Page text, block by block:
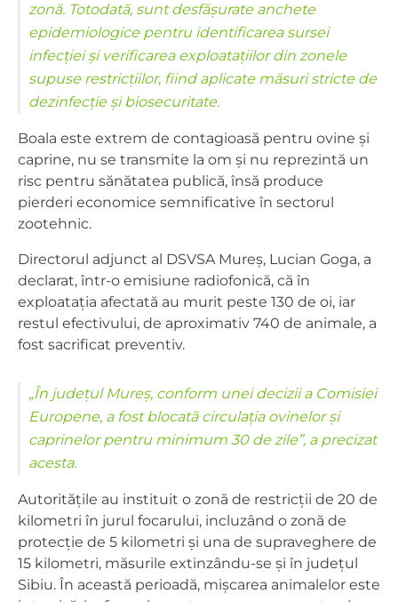
zonă. Totodată, sunt desfășurate anchete
epidemiologice pentru identificarea sursei
infecției și verificarea exploatațiilor din zonele
supuse restricțiilor, fiind aplicate măsuri stricte de
dezinfecție și biosecuritate.
Boala este extrem de contagioasă pentru ovine și
caprine, nu se transmite la om și nu reprezintă un
risc pentru sănătatea publică, însă produce
pierderi economice semnificative în sectorul
zootehnic.
Directorul adjunct al DSVSA Mureș, Lucian Goga, a
declarat, într-o emisiune radiofonică, că în
exploatația afectată au murit peste 130 de oi, iar
restul efectivului, de aproximativ 740 de animale, a
fost sacrificat preventiv.
„În județul Mureș, conform unei decizii a Comisiei
Europene, a fost blocată circulația ovinelor și
caprinelor pentru minimum 30 de zile”, a precizat
acesta.
Autoritățile au instituit o zonă de restricții de 20 de
kilometri în jurul focarului, incluzând o zonă de
protecție de 5 kilometri și una de supraveghere de
15 kilometri, măsurile extinzându-se și în județul
Sibiu. În această perioadă, mișcarea animalelor este